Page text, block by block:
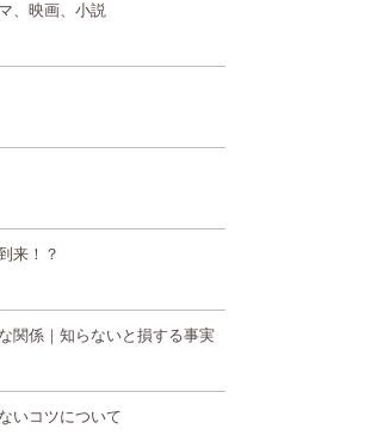
、映画、小説
来！？
関係｜知らないと損する事実
いコツについて